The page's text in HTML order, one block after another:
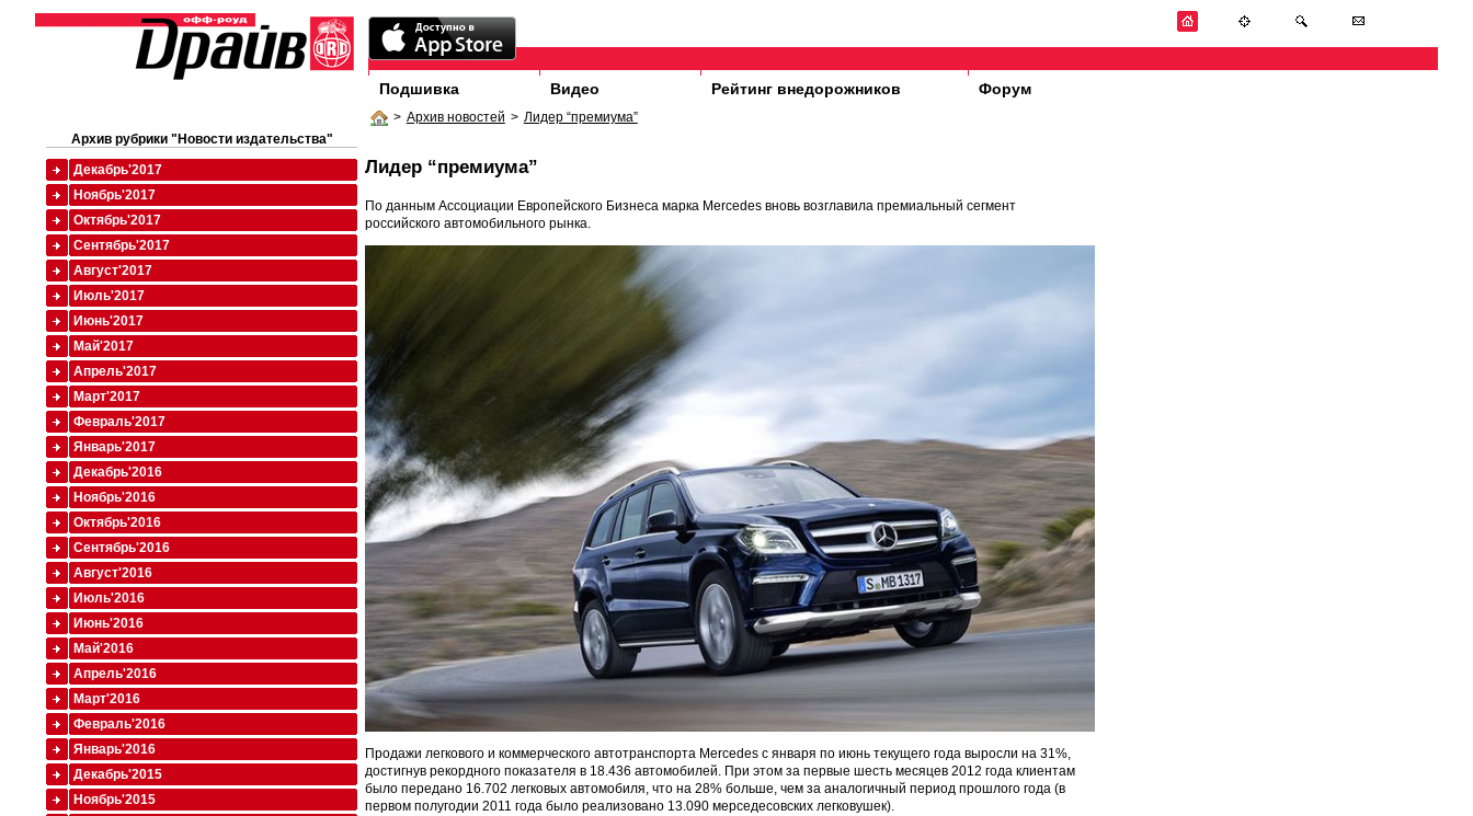
Подшивка Видео Рейтинг внедорожников Форум
> Архив новостей > Лидер “премиума”
Лидер “премиума”
По данным Ассоциации Европейского Бизнеса марка Mercedes вновь возглавила премиальный сегмент
российского автомобильного рынка.
Продажи легкового и коммерческого автотранспорта Mercedes с января по июнь текущего года выросли на 31%,
достигнув рекордного показателя в 18.436 автомобилей. При этом за первые шесть месяцев 2012 года клиентам
было передано 16.702 легковых автомобиля, что на 28% больше, чем за аналогичный период прошлого года (в
первом полугодии 2011 года было реализовано 13.090 мерседесовских легковушек).
Архив рубрики "Новости издательства"
Декабрь'2017
Ноябрь'2017
Октябрь'2017
Сентябрь'2017
Август'2017
Июль'2017
Июнь'2017
Май'2017
Апрель'2017
Март'2017
Февраль'2017
Январь'2017
Декабрь'2016
Ноябрь'2016
Октябрь'2016
Сентябрь'2016
Август'2016
Июль'2016
Июнь'2016
Май'2016
Апрель'2016
Март'2016
Февраль'2016
Январь'2016
Декабрь'2015
Ноябрь'2015